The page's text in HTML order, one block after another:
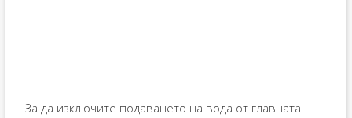
За да изключите подаването на вода от главната